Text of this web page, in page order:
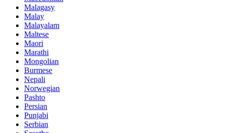
Malagasy
Malay
Malayalam
Maltese
Maori
Marathi
Mongolian
Burmese
Nepali
Norwegian
Pashto
Persian
Punjabi
Serbian